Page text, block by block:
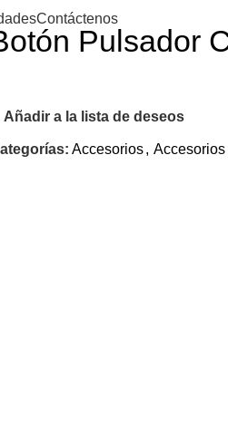
Contáctenos
Pulsador
Añadir a la lista de deseos
Accesorios,